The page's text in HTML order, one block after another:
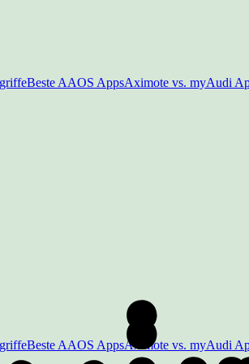
Beste AAOS AppsAximote vs. myAudi
Beste AAOS AppsAximote vs. myAudi